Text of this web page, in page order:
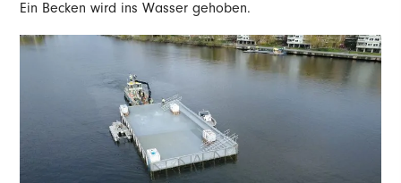
Ein Becken wird ins Wasser gehoben.